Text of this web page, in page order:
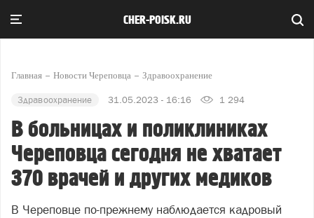
CHER-POISK.RU
Главная Новости Череповца Здравоохранение
Здравоохранение 31.05.2023 - 16:16 1 294
В больницах и поликлиниках
Череповца сегодня не хватает
370 врачей и других медиков
В Череповце по-прежнему наблюдается кадровый